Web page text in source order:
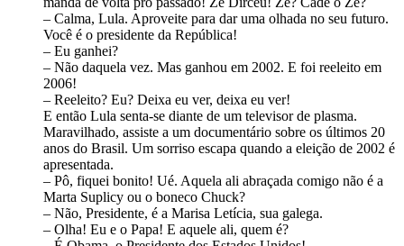
– Calma, Lula. Aproveite para dar uma olhada no seu futuro.
Você é o presidente da República!
– Eu ganhei?
– Não daquela vez. Mas ganhou em 2002. E foi reeleito em
2006!
– Reeleito? Eu? Deixa eu ver, deixa eu ver!
E então Lula senta-se diante de um televisor de plasma.
Maravilhado, assiste a um documentário sobre os últimos 20
anos do Brasil. Um sorriso escapa quando a eleição de 2002 é
apresentada.
– Pô, fiquei bonito! Ué. Aquela ali abraçada comigo não é a
Marta Suplicy ou o boneco Chuck?
– Não, Presidente, é a Marisa Letícia, sua galega.
– Olha! Eu e o Papa! E aquele ali, quem é?